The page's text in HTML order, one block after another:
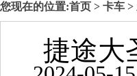
您现在的位置:首页 > 卡车 >
捷途大